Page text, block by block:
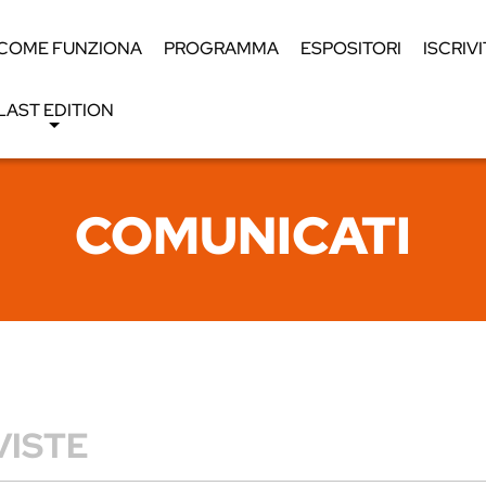
FUNZIONA PROGRAMMA ESPOSITORI
EDITION
COMUNICATI